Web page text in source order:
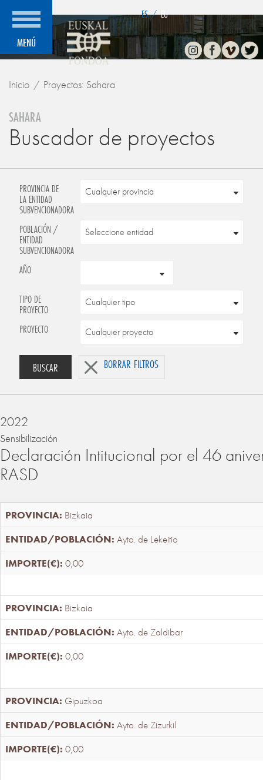
MENÚ
ES / EU
InstagramFacebook
Vimeo
Inicio Proyectos: Sahara
SAHARA
Buscador de proyectos
PROVINCIA DE
LA ENTIDAD
SUBVENCIONADORA
POBLACIÓN /
ENTIDAD
SUBVENCIONADORA
AÑO
TIPO DE
PROYECTO
PROYECTO
BUSCAR BORRAR FILTROS
2022
Sensibilización
Declaración Intitucional por el 46
RASD
Bizkaia
Ayto. de Lekeitio
0,00
Bizkaia
Ayto. de Zaldibar
0,00
Gipuzkoa
Ayto. de Zizurkil
0,00